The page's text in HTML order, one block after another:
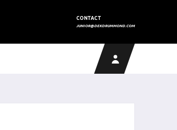
CONTACT
JUNIOR@DEKDRUMMOND.COM